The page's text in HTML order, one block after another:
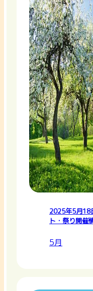
2025年5月18
ト・祭り開催
5月